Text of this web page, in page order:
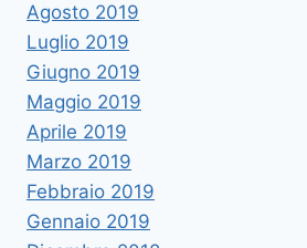
Agosto 2019
Luglio 2019
Giugno 2019
Maggio 2019
Aprile 2019
Marzo 2019
Febbraio 2019
Gennaio 2019